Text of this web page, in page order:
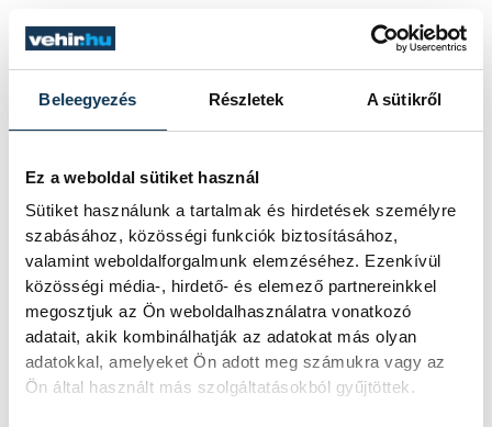
Beleegyezés Részletek A sütikről
Ez a weboldal sütiket használ
Sütiket használunk a tartalmak és hirdetések személyre
szabásához, közösségi funkciók biztosításához,
valamint weboldalforgalmunk elemzéséhez. Ezenkívül
közösségi média-, hirdető- és elemező partnereinkkel
megosztjuk az Ön weboldalhasználatra vonatkozó
adatait, akik kombinálhatják az adatokat más olyan
adatokkal, amelyeket Ön adott meg számukra vagy az
Ön által használt más szolgáltatásokból gyűjtöttek.
vehir.hu